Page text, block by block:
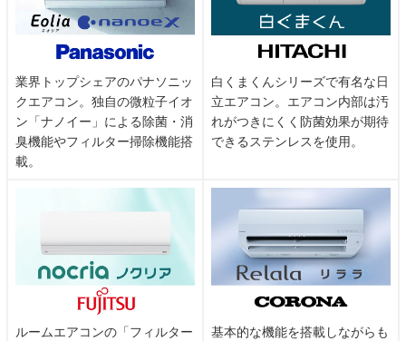
業界トップシェアのパナソニッ
クエアコン。独自の微粒子イオ
ン「ナノイー」による除菌・消
臭機能やフィルター掃除機能搭
載。
白くまくんシリーズで有名な日
立エアコン。エアコン内部は汚
れがつきにくく防菌効果が期待
できるステンレスを使用。
ルームエアコンの「フィルター
基本的な機能を搭載しながらも